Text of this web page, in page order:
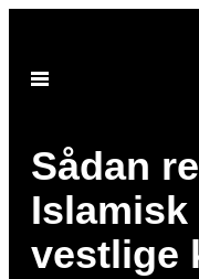
content
Open
Sådan
Islamisk
vestlige